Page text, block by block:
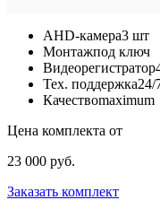
AHD-камера3 шт
Монтажпод ключ
Видеорегистратор
Тех. поддержка24/
Качествоmaximum
Цена комплекта от
23 000 руб.
Заказать комплект